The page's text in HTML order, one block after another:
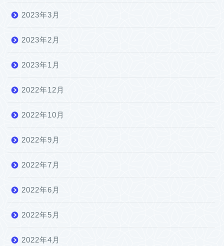
2023年3月
2023年2月
2023年1月
2022年12月
2022年10月
2022年9月
2022年7月
2022年6月
2022年5月
2022年4月